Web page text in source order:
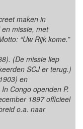
maken in
missie, met
“Uw Rijk kome.”
(De missie liep
SCJ er terug.)
en
Congo openden P.
1897 officieel
o.a. naar